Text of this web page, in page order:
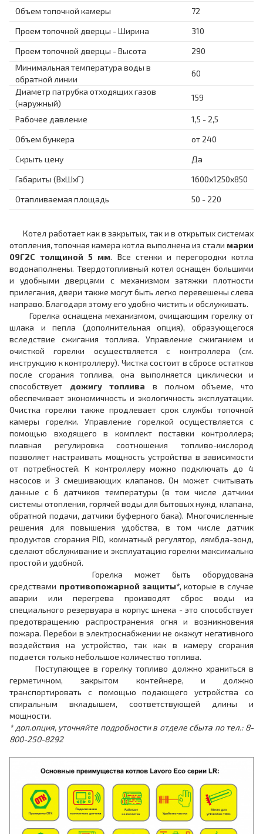
Объем топочной камеры
72
Проем топочной дверцы - Ширина
310
Проем топочной дверцы - Высота
290
Минимальная температура воды в
обратной линии
60
Диаметр патрубка отходящих газов
(наружный)
159
Рабочее давление
1,5 - 2,5
Объем бункера
от 240
Скрыть цену
Да
Габариты (ВхШхГ)
1600x1250x850
Отапливаемая площадь
50 - 220
Котел работает как в закрытых, так и в открытых системах
отопления, топочная камера котла выполнена из стали марки
09Г2С толщиной 5 мм. Все стенки и перегородки котла
водонаполнены. Твердотопливный котел оснащен большими
и удобными дверцами с механизмом затяжки плотности
прилегания, двери также могут быть легко перевешены слева
направо. Благодаря этому его удобно чистить и обслуживать.
Горелка оснащена механизмом, очищающим горелку от
шлака и пепла (дополнительная опция), образующегося
вследствие сжигания топлива. Управление сжиганием и
очисткой горелки осуществляется с контроллера (см.
инструкцию к контроллеру). Чистка состоит в сбросе остатков
после сгорания топлива, она выполняется циклически и
способствует дожигу топлива в полном объеме, что
обеспечивает экономичность и экологичность эксплуатации.
Очистка горелки также продлевает срок службы топочной
камеры горелки. Управление горелкой осуществляется с
помощью входящего в комплект поставки контроллера;
плавная регулировка соотношения топливо-кислород
позволяет настраивать мощность устройства в зависимости
от потребностей. К контроллеру можно подключать до 4
насосов и 3 смешивающих клапанов. Он может считывать
данные с 6 датчиков температуры (в том числе датчики
системы отопления, горячей воды для бытовых нужд, клапана,
обратной подачи, датчики буферного бака). Многочисленные
решения для повышения удобства, в том числе датчик
продуктов сгорания PID, комнатный регулятор, лямбда-зонд,
сделают обслуживание и эксплуатацию горелки максимально
простой и удобной.
Горелка может быть оборудована
средствами противопожарной защиты*, которые в случае
аварии или перегрева производят сброс воды из
специального резервуара в корпус шнека - это способствует
предотвращению распространения огня и возникновения
пожара. Перебои в электроснабжении не окажут негативного
воздействия на устройство, так как в камеру сгорания
подается только небольшое количество топлива.
Поступающее в горелку топливо должно храниться в
герметичном, закрытом контейнере, и должно
транспортировать с помощью подающего устройства со
спиральным вкладышем, соответствующей длины и
мощности.
* доп.опция, уточняйте подробности в отделе сбыта по тел.: 8-
800-250-8292